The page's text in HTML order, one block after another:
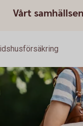
Vårt